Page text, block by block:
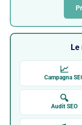
📈
Campagna
🔍
Audit SEO